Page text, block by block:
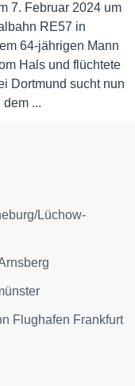
7. Februar 2024 um
RE57 in
64-jährigen Mann
Hals und flüchtete
Dortmund sucht nun
...
Lüchow-
Flughafen Frankfurt